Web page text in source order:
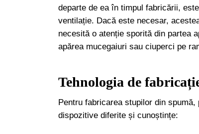
departe de ea în timpul fabricării,
ventilație. Dacă este necesar,
necesită o atenție sporită din partea
apărea mucegaiuri sau ciuperci pe
Tehnologia de
Pentru fabricarea stupilor din
dispozitive diferite și cunoștințe: